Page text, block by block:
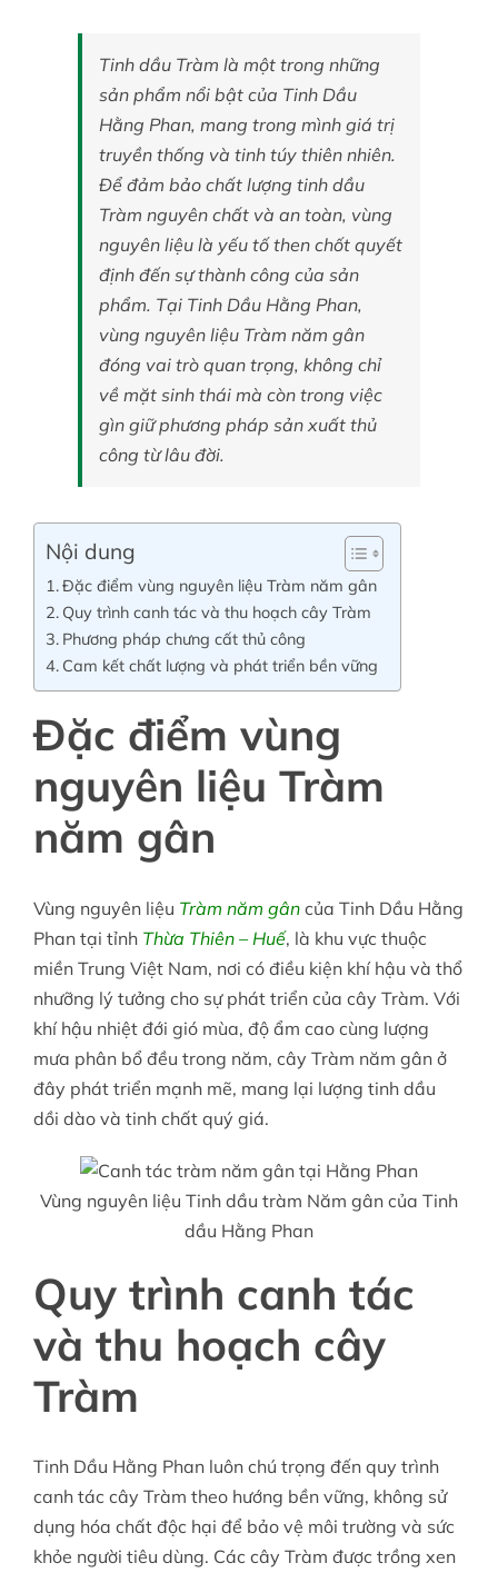
Tài khoản
Tinh dầu Tràm là một trong những
sản phẩm nổi bật của Tinh Dầu
Hằng Phan, mang trong mình giá trị
truyền thống và tinh túy thiên nhiên.
Để đảm bảo chất lượng tinh dầu
Tràm nguyên chất và an toàn, vùng
nguyên liệu là yếu tố then chốt quyết
định đến sự thành công của sản
phẩm. Tại Tinh Dầu Hằng Phan,
vùng nguyên liệu Tràm năm gân
đóng vai trò quan trọng, không chỉ
về mặt sinh thái mà còn trong việc
gìn giữ phương pháp sản xuất thủ
công từ lâu đời.
Nội dung
Đặc điểm vùng nguyên liệu Tràm năm gân
Quy trình canh tác và thu hoạch cây Tràm
Phương pháp chưng cất thủ công
Cam kết chất lượng và phát triển bền vững
Đặc điểm vùng
nguyên liệu Tràm
năm gân
Vùng nguyên liệu Tràm năm gâncủa Tinh Dầu Hằng
Phan tại tỉnh Thừa Thiên – Huế, là khu vực thuộc
miền Trung Việt Nam, nơi có điều kiện khí hậu và thổ
nhưỡng lý tưởng cho sự phát triển của cây Tràm. Với
khí hậu nhiệt đới gió mùa, độ ẩm cao cùng lượng
mưa phân bổ đều trong năm, cây Tràm năm gân ở
đây phát triển mạnh mẽ, mang lại lượng tinh dầu
dồi dào và tinh chất quý giá.
Vùng nguyên liệu Tinh dầu tràm Năm gân của Tinh
dầu Hằng Phan
Quy trình canh tác
và thu hoạch cây
Tràm
Tinh Dầu Hằng Phan luôn chú trọng đến quy trình
canh tác cây Tràm theo hướng bền vững, không sử
dụng hóa chất độc hại để bảo vệ môi trường và sức
khỏe người tiêu dùng. Các cây Tràm được trồng xen